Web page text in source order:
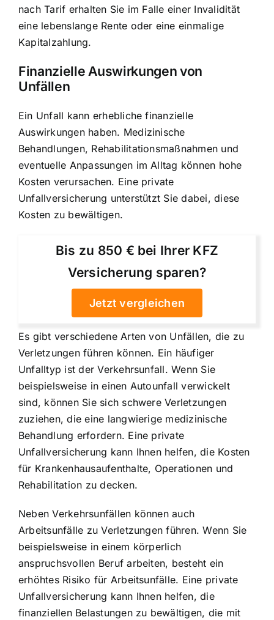
nach Tarif erhalten Sie im Falle einer Invalidität
eine lebenslange Rente oder eine einmalige
Kapitalzahlung.
Finanzielle Auswirkungen von
Unfällen
Ein Unfall kann erhebliche finanzielle
Auswirkungen haben. Medizinische
Behandlungen, Rehabilitationsmaßnahmen und
eventuelle Anpassungen im Alltag können hohe
Kosten verursachen. Eine private
Unfallversicherung unterstützt Sie dabei, diese
Kosten zu bewältigen.
Bis zu 850 € bei Ihrer KFZ
Versicherung sparen?
Jetzt vergleichen
Es gibt verschiedene Arten von Unfällen, die zu
Verletzungen führen können. Ein häufiger
Unfalltyp ist der Verkehrsunfall. Wenn Sie
beispielsweise in einen Autounfall verwickelt
sind, können Sie sich schwere Verletzungen
zuziehen, die eine langwierige medizinische
Behandlung erfordern. Eine private
Unfallversicherung kann Ihnen helfen, die Kosten
für Krankenhausaufenthalte, Operationen und
Rehabilitation zu decken.
Neben Verkehrsunfällen können auch
Arbeitsunfälle zu Verletzungen führen. Wenn Sie
beispielsweise in einem körperlich
anspruchsvollen Beruf arbeiten, besteht ein
erhöhtes Risiko für Arbeitsunfälle. Eine private
Unfallversicherung kann Ihnen helfen, die
finanziellen Belastungen zu bewältigen, die mit